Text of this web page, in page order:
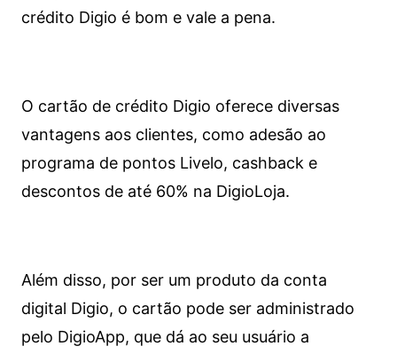
crédito Digio é bom e vale a pena.
O cartão de crédito Digio oferece diversas
vantagens aos clientes, como adesão ao
programa de pontos Livelo, cashback e
descontos de até 60% na DigioLoja.
Além disso, por ser um produto da conta
digital Digio, o cartão pode ser administrado
pelo DigioApp, que dá ao seu usuário a